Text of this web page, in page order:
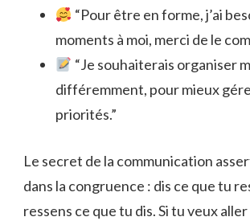
“Pour être en forme, j’ai
moments à moi, merci de le
“Je souhaiterais organiser
différemment, pour mieux
priorités.”
Le secret de la communication
dans la congruence : dis ce que tu
ressens ce que tu dis. Si tu veux